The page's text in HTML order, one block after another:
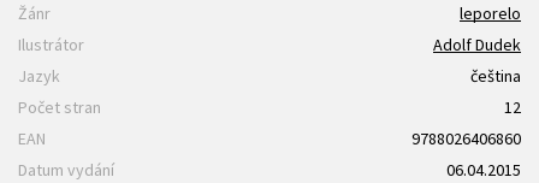
Žánr
leporelo
Ilustrátor
Adolf Dudek
Jazyk
čeština
Počet stran
12
EAN
9788026406860
Datum vydání
06.04.2015